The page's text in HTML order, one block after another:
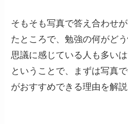
そもそも写真で答え合わせ
たところで、勉強の何がど
思議に感じている人も多いは
ということで、まずは写真
がおすすめできる理由を解説